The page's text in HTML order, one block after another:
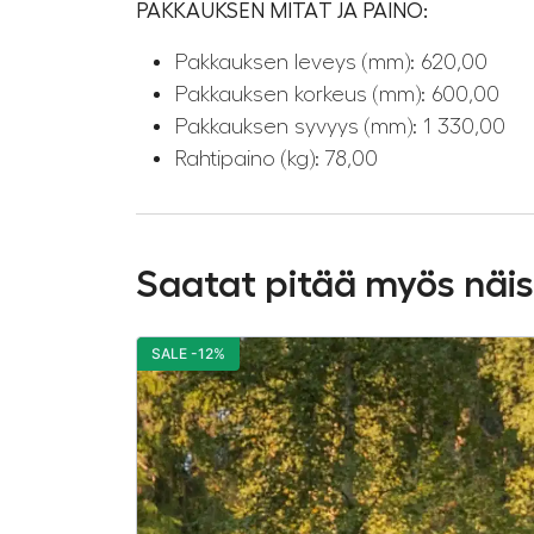
PAKKAUKSEN MITAT JA PAINO:
Pakkauksen leveys (mm): 620,00
Pakkauksen korkeus (mm): 600,00
Pakkauksen syvyys (mm): 1 330,00
Rahtipaino (kg): 78,00
Saatat pitää myös
SALE -12%